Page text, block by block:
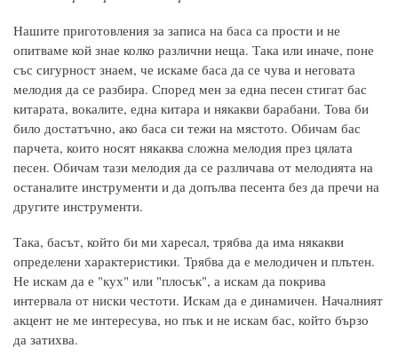
Нашите приготовления за записа на баса са прости и не
опитваме кой знае колко различни неща. Така или иначе, поне
със сигурност знаем, че искаме баса да се чува и неговата
мелодия да се разбира. Според мен за една песен стигат бас
китарата, вокалите, една китара и някакви барабани. Това би
било достатъчно, ако баса си тежи на мястото. Обичам бас
парчета, които носят някаква сложна мелодия през цялата
песен. Обичам тази мелодия да се различава от мелодията на
останалите инструменти и да допълва песента без да пречи на
другите инструменти.
Така, басът, който би ми харесал, трябва да има някакви
определени характеристики. Трябва да е мелодичен и плътен.
Не искам да е "кух" или "плосък", а искам да покрива
интервала от ниски честоти. Искам да е динамичен. Началният
акцент не ме интересува, но пък и не искам бас, който бързо
да затихва.